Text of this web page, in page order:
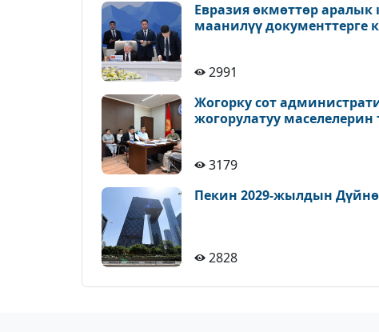
Евразия өкмөттөр
маанилүү документтерге
2991
Жогорку сот
жогорулатуу маселелерин
3179
Пекин 2029-жылдын
2828